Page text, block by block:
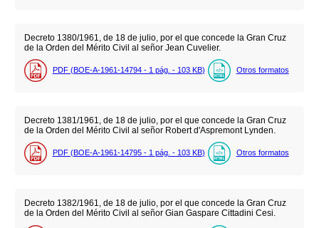
Decreto 1380/1961, de 18 de julio, por el que concede la Gran Cruz
de la Orden del Mérito Civil al señor Jean Cuvelier.
PDF (BOE-A-1961-14794 - 1 pág. - 103 KB) Otros formatos
Decreto 1381/1961, de 18 de julio, por el que concede la Gran Cruz
de la Orden del Mérito Civil al señor Robert d'Aspremont Lynden.
PDF (BOE-A-1961-14795 - 1 pág. - 103 KB) Otros formatos
Decreto 1382/1961, de 18 de julio, por el que concede la Gran Cruz
de la Orden del Mérito Civil al señor Gian Gaspare Cittadini Cesi.